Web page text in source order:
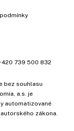
739 500 832
bez souhlasu
a.s. je
automatizované
zákona.